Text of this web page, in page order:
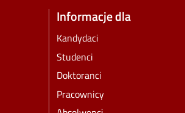
Informacje dla
Kandydaci
Studenci
Doktoranci
Pracownicy